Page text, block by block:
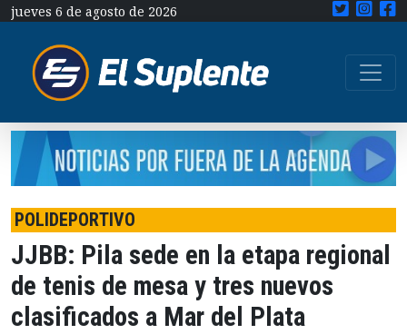
jueves 6 de agosto de 2026
POLIDEPORTIVO
JJBB: Pila sede en la etapa regional
de tenis de mesa y tres nuevos
clasificados a Mar del Plata